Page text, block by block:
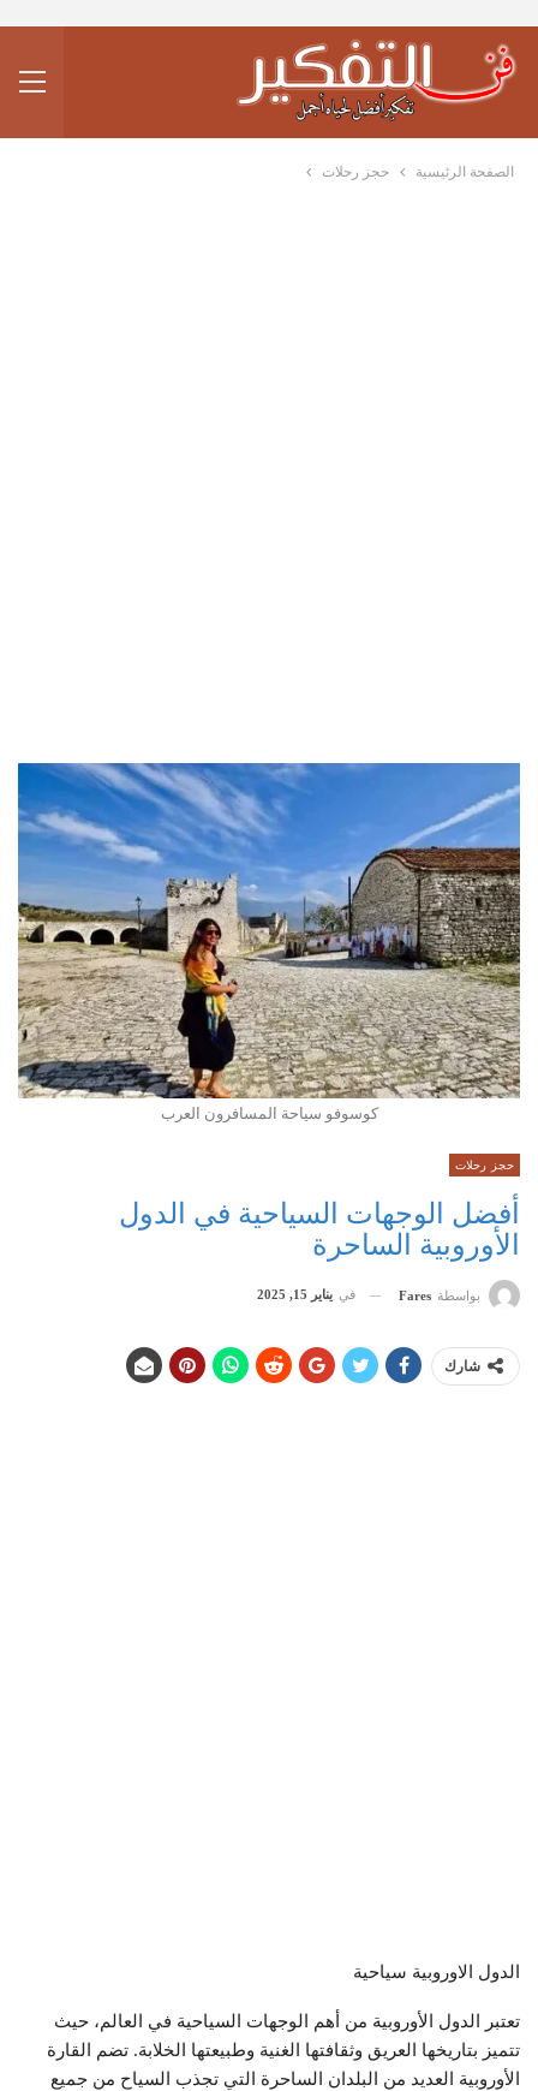
الصفحة الرئيسية حجز رحلات
كوسوفو سياحة المسافرون العرب
حجز رحلات
أفضل الوجهات السياحية في الدول
الأوروبية الساحرة
بواسطة Fares في يناير 15, 2025
شارك
الدول الاوروبية سياحية
تعتبر الدول الأوروبية من أهم الوجهات السياحية في العالم، حيث
تتميز بتاريخها العريق وثقافتها الغنية وطبيعتها الخلابة. تضم القارة
الأوروبية العديد من البلدان الساحرة التي تجذب السياح من جميع